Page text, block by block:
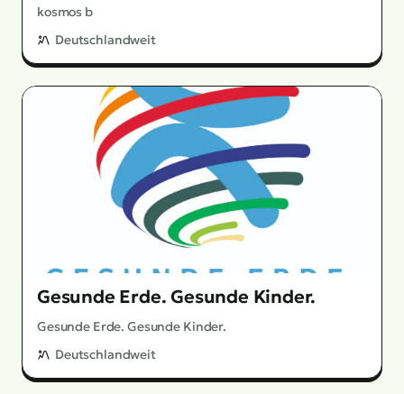
kosmos b
Deutschlandweit
Gesunde Erde. Gesunde Kinder.
Gesunde Erde. Gesunde Kinder.
Deutschlandweit